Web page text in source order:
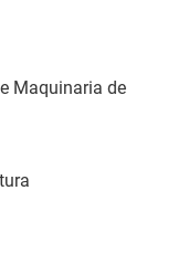
Maquinaria de